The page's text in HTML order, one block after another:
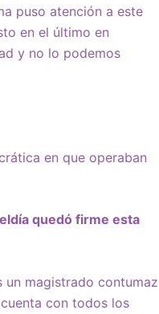
puso atención a este
en el último en
y no lo podemos
en que operaban
quedó firme esta
un magistrado contumaz
con todos los